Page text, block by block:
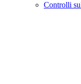
Controlli